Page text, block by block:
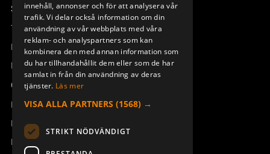
Support
Teknisk support
Boka service
Manualer och videoinstruktioner
Om Åkerströms
Kontakt
Nyheter
Pressrum
DEUTSCH
innehåll, annonser och för att analysera vår
trafik. Vi delar också information om din
användning av vår webbplats med våra
reklam- och analyspartners som kan
kombinera den med annan information som
du har tillhandahållit dem eller som de har
samlat in från din användning av deras
tjänster. Läs mer
VISA ALLA PARTNERS (1568) →
STRIKT NÖDVÄNDIGT